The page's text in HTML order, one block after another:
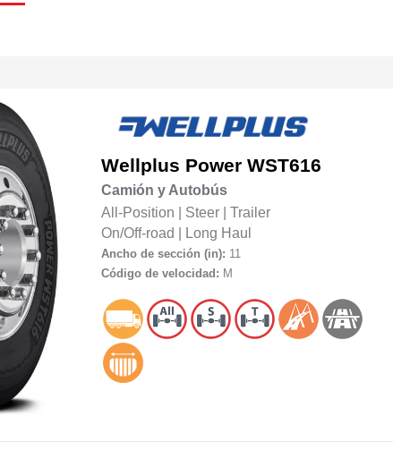
Wellplus Power WST616
Camión y Autobús
All-Position
Steer| Trailer
On/Off-road
Long Haul
Ancho de sección (in): 11
Código de velocidad: M